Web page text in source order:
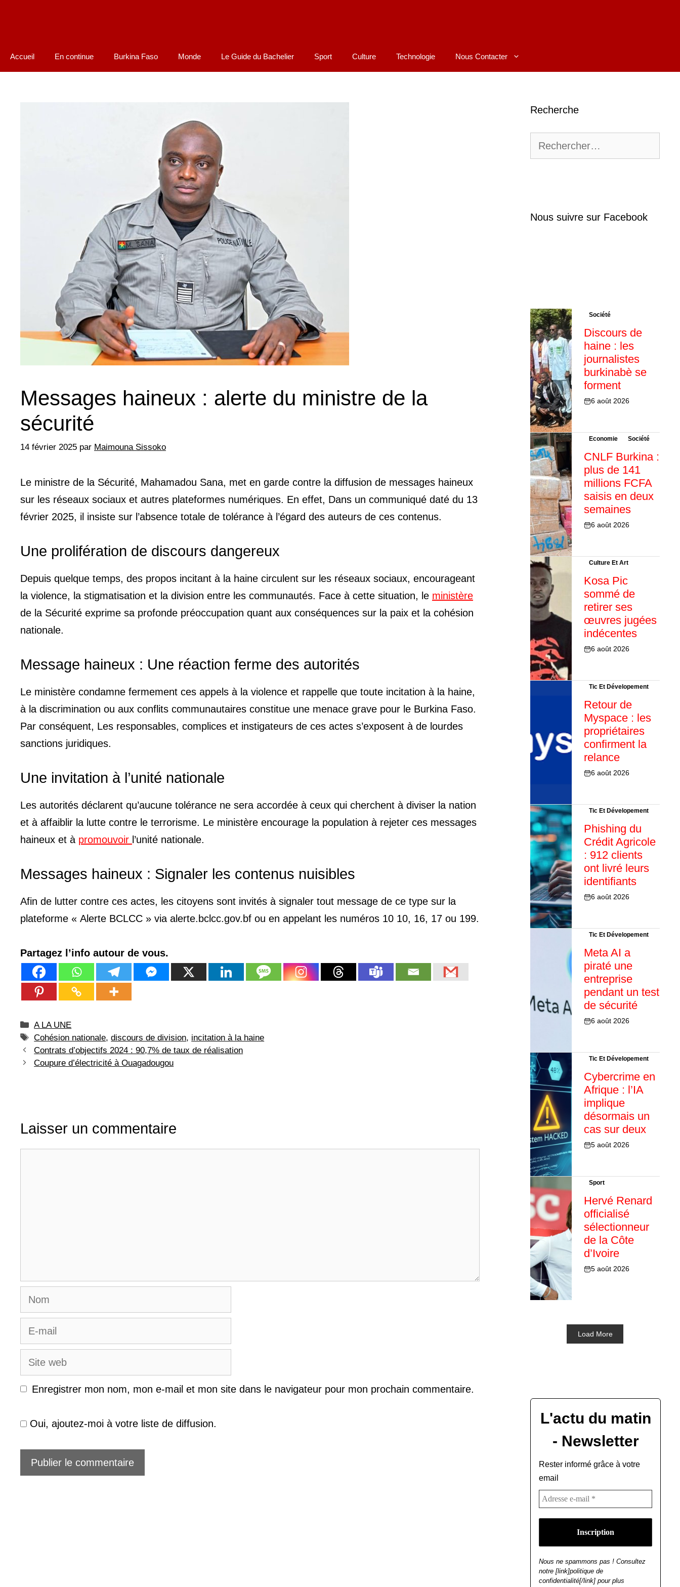
Accueil En continue Burkina Faso Monde Le Guide du Bachelier Sport Culture Technologie Nous Contacter
Messages haineux : alerte du ministre de la
sécurité
14 février 2025 par Maimouna Sissoko
Le ministre de la Sécurité, Mahamadou Sana, met en garde contre la diffusion de messages haineux
sur les réseaux sociaux et autres plateformes numériques. En effet, Dans un communiqué daté du 13
février 2025, il insiste sur l’absence totale de tolérance à l’égard des auteurs de ces contenus.
Une prolifération de discours dangereux
Depuis quelque temps, des propos incitant à la haine circulent sur les réseaux sociaux, encourageant
la violence, la stigmatisation et la division entre les communautés. Face à cette situation, le ministère
de la Sécurité exprime sa profonde préoccupation quant aux conséquences sur la paix et la cohésion
nationale.
Message haineux : Une réaction ferme des autorités
Le ministère condamne fermement ces appels à la violence et rappelle que toute incitation à la haine,
à la discrimination ou aux conflits communautaires constitue une menace grave pour le Burkina Faso.
Par conséquent, Les responsables, complices et instigateurs de ces actes s’exposent à de lourdes
sanctions juridiques.
Une invitation à l’unité nationale
Les autorités déclarent qu’aucune tolérance ne sera accordée à ceux qui cherchent à diviser la nation
et à affaiblir la lutte contre le terrorisme. Le ministère encourage la population à rejeter ces messages
haineux et à promouvoir l’unité nationale.
Messages haineux : Signaler les contenus nuisibles
Afin de lutter contre ces actes, les citoyens sont invités à signaler tout message de ce type sur la
plateforme « Alerte BCLCC » via alerte.bclcc.gov.bf ou en appelant les numéros 10 10, 16, 17 ou 199.
Partagez l’info autour de vous.
Catégories
A LA UNE
Étiquettes
Cohésion nationale,discours de division, incitation à la haine
Contrats d’objectifs 2024 : 90,7% de taux de réalisation
Coupure d’électricité à Ouagadougou
Laisser un commentaire
Nom
E-
mail
Site
web
Enregistrer mon nom, mon e-mail et mon site dans le navigateur pour mon prochain commentaire.
Oui, ajoutez-moi à votre liste de diffusion.
Recherche
Nous suivre sur Facebook
Société
Discours de
haine : les
journalistes
burkinabè se
forment
6 août 2026
Economie Société
CNLF Burkina :
plus de 141
millions FCFA
saisis en deux
semaines
6 août 2026
Culture Et Art
Kosa Pic
sommé de
retirer ses
œuvres jugées
indécentes
6 août 2026
Tic Et Dévelopement
Retour de
Myspace : les
propriétaires
confirment la
relance
6 août 2026
Tic Et Dévelopement
Phishing du
Crédit Agricole
: 912 clients
ont livré leurs
identifiants
6 août 2026
Tic Et Dévelopement
Meta AI a
piraté une
entreprise
pendant un test
de sécurité
6 août 2026
Tic Et Dévelopement
Cybercrime en
Afrique : l’IA
implique
désormais un
cas sur deux
5 août 2026
Sport
Hervé Renard
officialisé
sélectionneur
de la Côte
d’Ivoire
5 août 2026
Load More
L'actu du matin
- Newsletter
Rester informé grâce à votre
email
Nous ne spammons pas ! Consultez
notre [link]politique de
confidentialité[/link] pour plus